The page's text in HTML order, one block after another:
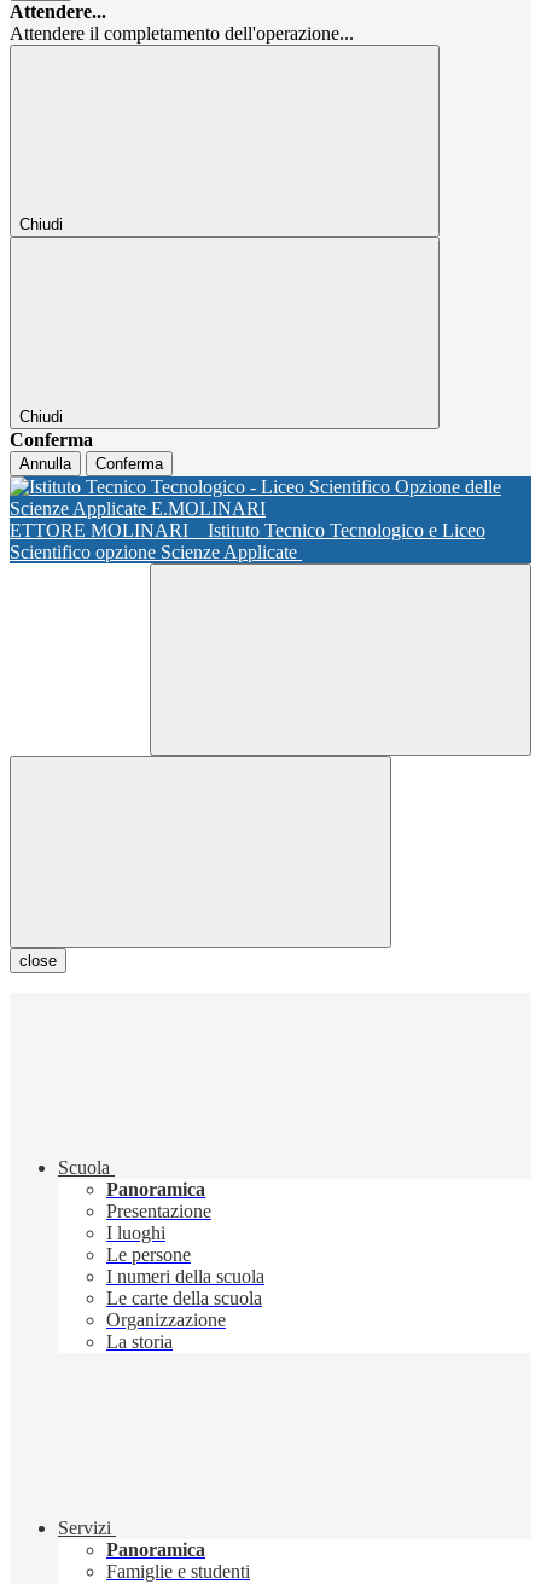
Attendere...
Attendere il completamento dell'operazione...
Chiudi
Chiudi
Conferma
Annulla Conferma
ETTORE MOLINARI
Istituto Tecnico Tecnologico e Liceo
Scientifico opzione Scienze Applicate
close
Scuola
Panoramica
Presentazione
I luoghi
Le persone
I numeri della scuola
Le carte della scuola
Organizzazione
La storia
Servizi
Panoramica
Famiglie e studenti